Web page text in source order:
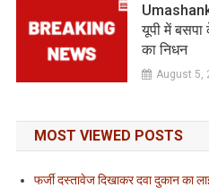
यूपी में
का निधन
August 5,
MOST VIEWED POSTS
फर्जी दस्तावेज दिखाकर दवा दुकान का